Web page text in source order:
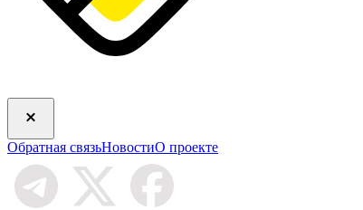
Обратная связьНовостиО проекте